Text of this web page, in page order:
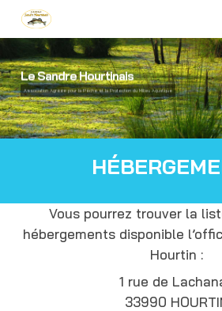
contentLe Sandre Hourtinais
Association Agréée pour la Pêche et la Protection du Milieu Aquatique
Vous pourrez trouver la
hébergements disponible
Hourtin :
1 rue de
33990